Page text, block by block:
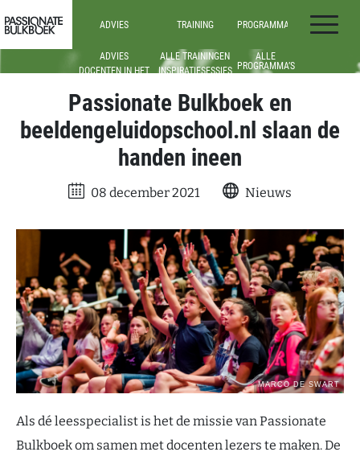
Passionate Bulkboek
ADVIES
ADVIES
DOCENTEN IN HET
DOCENTEN IN HET
MBO
MEDIATHECARISSEN
EN
LEESCONSULENTEN
TEAM- EN
SCHOOLLEIDERS
TRAINING
ALLE TRAININGEN
INSPIRATIESESSIES
PROGRAMMA’S
ALLE
PROGRAMMA’S
BOVENBOUW
(VO)
Passionate Bulkboek en
beeldengeluidopschool.nl slaan de
handen ineen
08 december 2021 Nieuws
Als dé leesspecialist is het de missie van Passionate
Bulkboek om samen met docenten lezers te maken. De